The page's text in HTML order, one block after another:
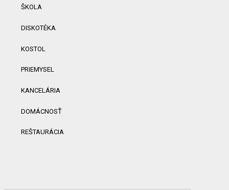
ŠKOLA
DISKOTÉKA
KOSTOL
PRIEMYSEL
KANCELÁRIA
DOMÁCNOSŤ
REŠTAURÁCIA